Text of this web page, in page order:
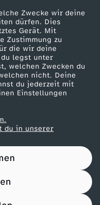
Zwecke wir deine
dürfen. Dies
Gerät. Mit
Zustimmung zu
die wir deine
legst unter
welchen Zwecken du
nicht. Deine
du jederzeit mit
Einstellungen
du in unserer